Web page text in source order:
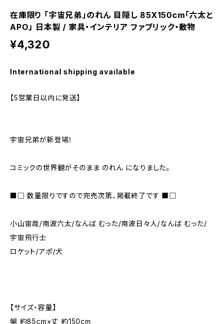
在庫限り 「宇宙兄弟」のれん 目隠し 85X150cm「六太と
APO」 日本製 / 家具・インテリア ファブリック・敷物
¥4,320
International shipping available
【5営業日以内に発送】
宇宙兄弟が新登場！
コミックの世界観がそのまま のれん になりました。
■□ 数量限りですので完売次第、掲載終了です ■□
小山宙哉/南波六太/なんば むった/南波日々人/なんば むった/
宇宙飛行士
ロケット/アポ/犬
【サイズ・容量】
幅 約85cm×丈 約150cm